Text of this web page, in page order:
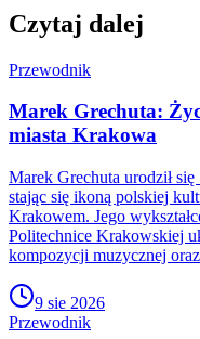
Czytaj dalej
Przewodnik
Marek Grechuta:
miasta Krakowa
Marek Grechuta urodził
stając się ikoną polskiej
Krakowem. Jego
Politechnice Krakowskiej
kompozycji muzycznej
9 sie 2026
Przewodnik